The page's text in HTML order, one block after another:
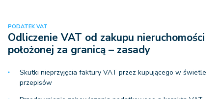
PODATEK VAT
Odliczenie VAT od zakupu nieruchomości
położonej za granicą – zasady
Skutki nieprzyjęcia faktury VAT przez kupującego w świetle
przepisów